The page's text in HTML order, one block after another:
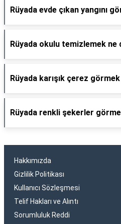
Rüyada evde çıkan yangını
Rüyada okulu temizlemek ne
Rüyada karışık çerez
Rüyada renkli şekerler
Hakkımızda
Gizlilik Politikası
Kullanıcı Sözleşmesi
Telif Hakları ve Alıntı
Sorumluluk Reddi